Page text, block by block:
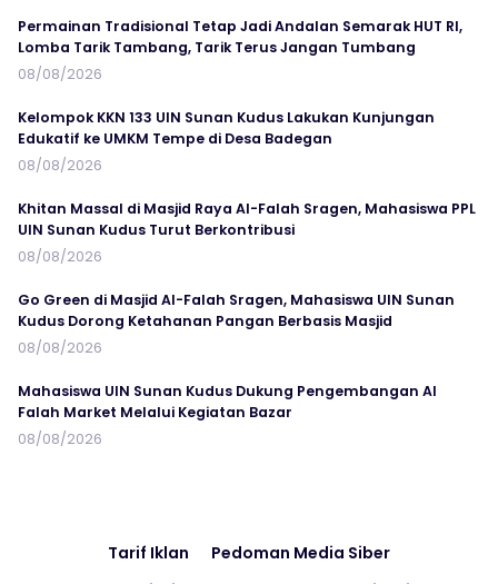
Permainan Tradisional Tetap Jadi Andalan Semarak HUT RI,
Lomba Tarik Tambang, Tarik Terus Jangan Tumbang
08/08/2026
Kelompok KKN 133 UIN Sunan Kudus Lakukan Kunjungan
Edukatif ke UMKM Tempe di Desa Badegan
08/08/2026
Khitan Massal di Masjid Raya Al-Falah Sragen, Mahasiswa PPL
UIN Sunan Kudus Turut Berkontribusi
08/08/2026
Go Green di Masjid Al-Falah Sragen, Mahasiswa UIN Sunan
Kudus Dorong Ketahanan Pangan Berbasis Masjid
08/08/2026
Mahasiswa UIN Sunan Kudus Dukung Pengembangan Al
Falah Market Melalui Kegiatan Bazar
08/08/2026
Tarif Iklan
Pedoman Media Siber